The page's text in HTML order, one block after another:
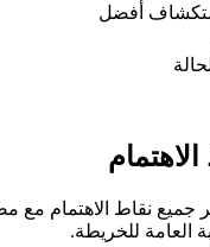
أفضل
جميع نقاط الاهتمام
العامة للخريطة.